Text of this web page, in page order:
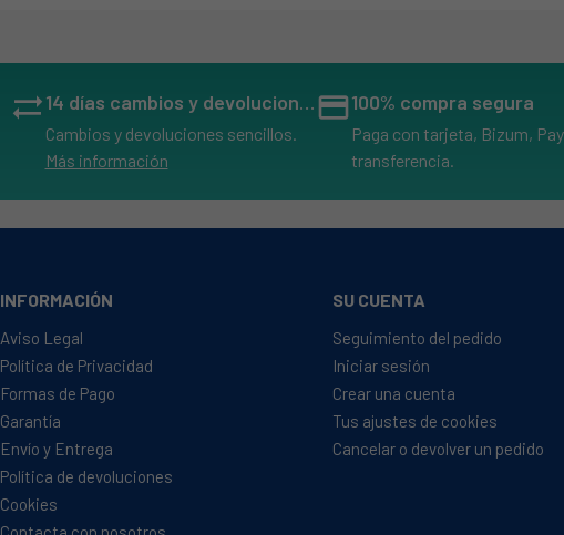
sync_alt 14 días cambios y devoluciones
Cambios y devoluciones sencillos.
Más información
credit_card100% compra segura
Paga con tarjeta, Bizum,
transferencia.
INFORMACIÓN
Aviso Legal
Política de Privacidad
Formas de Pago
Garantía
Envío y Entrega
Política de devoluciones
Cookies
SU CUENTA
Seguimiento del pedido
Iniciar sesión
Crear una cuenta
Tus ajustes de cookies
Cancelar o devolver un pedido